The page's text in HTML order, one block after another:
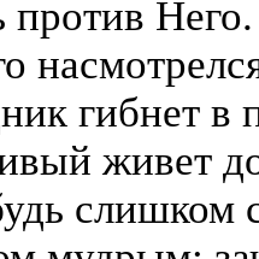
против
гибнет в
живет
слишком